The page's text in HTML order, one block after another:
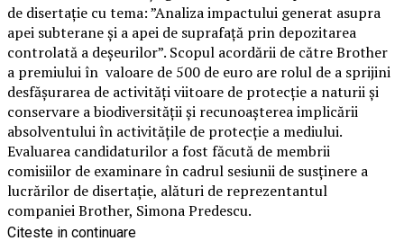
de disertație cu tema: ”Analiza impactului generat asupra
apei subterane și a apei de suprafață prin depozitarea
controlată a deșeurilor”. Scopul acordării de către Brother
a premiului în valoare de 500 de euro are rolul de a sprijini
desfășurarea de activități viitoare de protecție a naturii și
conservare a biodiversității și recunoașterea implicării
absolventului în activitățile de protecție a mediului.
Evaluarea candidaturilor a fost făcută de membrii
comisiilor de examinare în cadrul sesiunii de susținere a
lucrărilor de disertație, alături de reprezentantul
companiei Brother, Simona Predescu.
Citeste in continuare